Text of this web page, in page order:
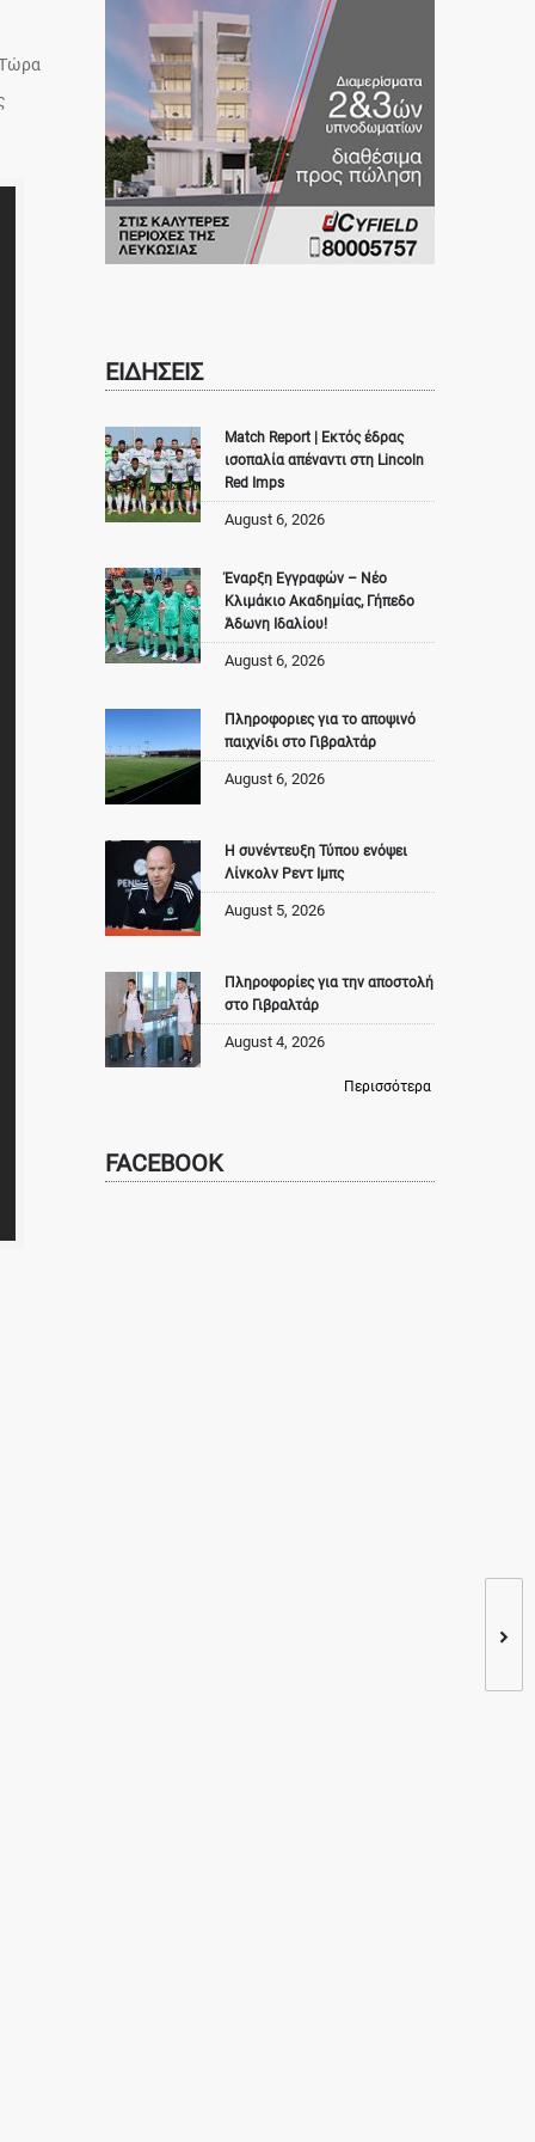
ΕΙΔΗΣΕΙΣ
Match Report | Εκτός έδρας
ισοπαλία απέναντι στη Lincoln
Red Imps
August 6, 2026
Έναρξη Εγγραφών – Νέο
Κλιμάκιο Ακαδημίας, Γήπεδο
Άδωνη Ιδαλίου!
August 6, 2026
Πληροφοριες για το αποψινό
παιχνίδι στο Γιβραλτάρ
August 6, 2026
Η συνέντευξη Τύπου ενόψει
Λίνκολν Ρεντ Ιμπς
August 5, 2026
Πληροφορίες για την αποστολή
στο Γιβραλτάρ
August 4, 2026
Περισσότερα
FACEBOOK